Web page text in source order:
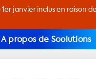
1er janvier inclus en
A propos de Soolutions